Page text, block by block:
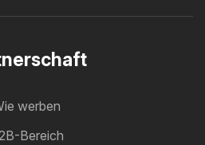
werben
Bereich